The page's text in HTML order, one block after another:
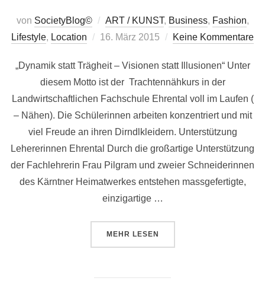
von SocietyBlog© ART / KUNST, Business, Fashion,
Lifestyle, Location
Veröffentlicht
16. März 2015 Keine Kommentare
„Dynamik statt Trägheit – Visionen statt Illusionen“ Unter
diesem Motto ist der Trachtennähkurs in der
Landwirtschaftlichen Fachschule Ehrental voll im Laufen (
– Nähen). Die Schülerinnen arbeiten konzentriert und mit
viel Freude an ihren Dirndlkleidern. Unterstützung
Lehererinnen Ehrental Durch die großartige Unterstützung
der Fachlehrerin Frau Pilgram und zweier Schneiderinnen
des Kärntner Heimatwerkes entstehen massgefertigte,
einzigartige …
MEHR ÜBER „„DYNAMIK STATT
LESEN